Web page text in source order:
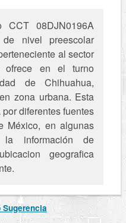
08DJN0196A
nivel preescolar
al sector
ofrece en el turno
de Chihuahua,
zona urbana. Esta
diferentes fuentes
México, en algunas
información de
geografica
Sugerencia